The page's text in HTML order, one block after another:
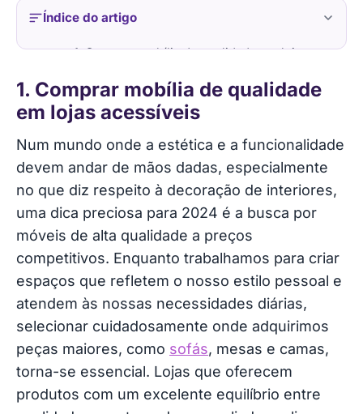
Índice do artigo
1. Comprar mobília de qualidade em lojas
2. Planear com antecedência
3. Bricolage (DIY)
4. Aproveite promoções e artigos em
segunda mão
5. Opte por mudanças de baixo custo e alto
6. Cultive plantas
7. Seja paciente
8. Defina um tema ou estilo coerente
1. Comprar mobília de qualidade
em lojas acessíveis
Num mundo onde a estética e a funcionalidade
devem andar de mãos dadas, especialmente
no que diz respeito à decoração de interiores,
uma dica preciosa para 2024 é a busca por
móveis de alta qualidade a preços
competitivos. Enquanto trabalhamos para criar
espaços que refletem o nosso estilo pessoal e
atendem às nossas necessidades diárias,
selecionar cuidadosamente onde adquirimos
peças maiores, como sofás, mesas e camas,
torna-se essencial. Lojas que oferecem
produtos com um excelente equilíbrio entre